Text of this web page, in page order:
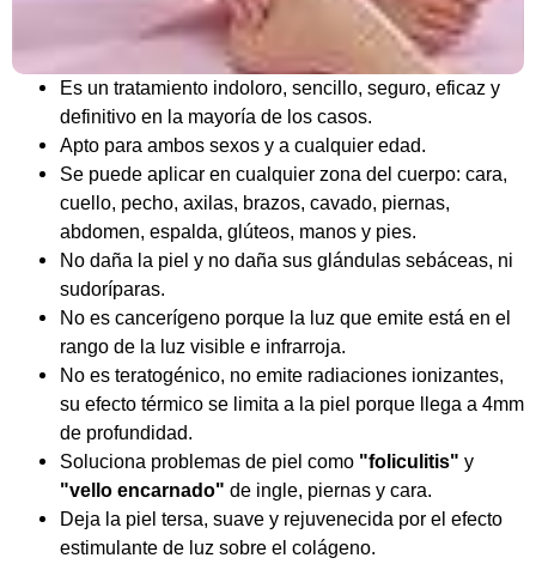
Es un tratamiento indoloro, sencillo, seguro, eficaz y
definitivo en la mayoría de los casos.
Apto para ambos sexos y a cualquier edad.
Se puede aplicar en cualquier zona del cuerpo: cara,
cuello, pecho, axilas, brazos, cavado, piernas,
abdomen, espalda, glúteos, manos y pies.
No daña la piel y no daña sus glándulas sebáceas, ni
sudoríparas.
No es cancerígeno porque la luz que emite está en el
rango de la luz visible e infrarroja.
No es teratogénico, no emite radiaciones ionizantes,
su efecto térmico se limita a la piel porque llega a 4mm
de profundidad.
Soluciona problemas de piel como "foliculitis" y
"vello encarnado" de ingle, piernas y cara.
Deja la piel tersa, suave y rejuvenecida por el efecto
estimulante de luz sobre el colágeno.